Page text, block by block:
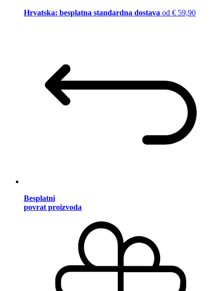
Hrvatska: besplatna standardna dostava od € 59,90
Besplatni
povrat proizvoda